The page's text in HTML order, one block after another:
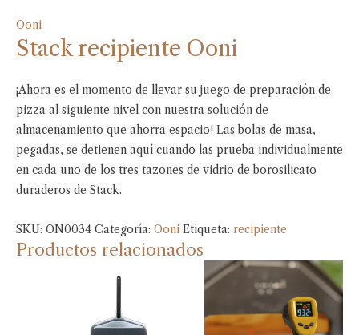
Ooni
Stack recipiente Ooni
¡Ahora es el momento de llevar su juego de preparación de
pizza al siguiente nivel con nuestra solución de
almacenamiento que ahorra espacio! Las bolas de masa,
pegadas, se detienen aquí cuando las prueba individualmente
en cada uno de los tres tazones de vidrio de borosilicato
duraderos de Stack.
SKU: ON0034 Categoría: Ooni Etiqueta: recipiente
Productos relacionados